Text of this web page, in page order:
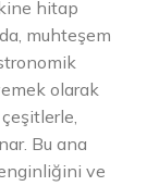
hitap
muhteşem
olarak
Bu ana
ve